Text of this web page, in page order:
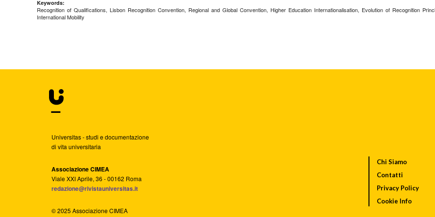
Keywords:
Recognition of Qualifications, Lisbon Recognition Convention, Regional and Global Convention, Higher Education Internationalisation, Evolution of Recognition
International Mobility
Universitas - studi e documentazione
di vita universitaria
Associazione CIMEA
Viale XXI Aprile, 36 - 00162 Roma
redazione@rivistauniversitas.it
© 2025 Associazione CIMEA
Chi Siamo
Contatti
Privacy Policy
Cookie Info